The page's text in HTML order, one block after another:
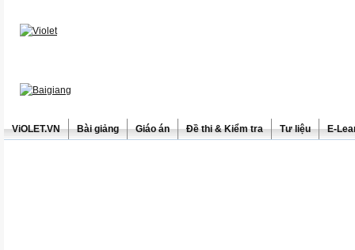
ViOLET.VN Bài giảng Giáo án Đề thi & Kiểm tra Tư liệu E-